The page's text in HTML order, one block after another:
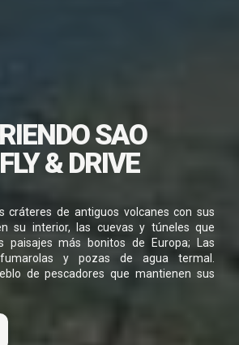
SAO
& DRIVE
cráteres de antiguos volcanes con sus
su interior, las cuevas y túneles que
paisajes más bonitos de Europa; Las
y pozas de agua termal.
de pescadores que mantienen sus
ESTE
EN PDF
y acepto la
Política de Privacidad